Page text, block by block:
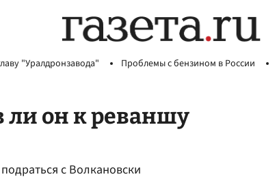
"Уралдронзавода" Проблемы с бензином в России
ли он к реваншу
с Волкановски